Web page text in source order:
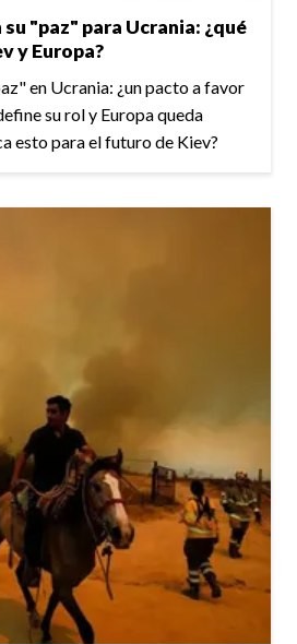
su "paz" para Ucrania: ¿qué
y Europa?
en Ucrania: ¿un pacto a favor
su rol y Europa queda
esto para el futuro de Kiev?